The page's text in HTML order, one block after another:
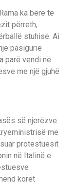
ka bërë të
përreth,
stuhisë. Ai
pasigurie
parë vendi në
me një gjuhë
së njerëzve
me
protestuesit
në Italinë e
koret